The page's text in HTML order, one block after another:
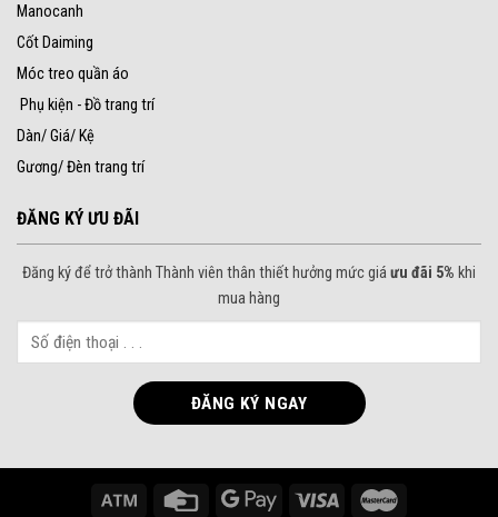
Manocanh
Cốt Daiming
Móc treo quần áo
Phụ kiện - Đồ trang trí
Dàn/ Giá/ Kệ
Gương/ Đèn trang trí
ĐĂNG KÝ ƯU ĐÃI
Đăng ký để trở thành Thành viên thân thiết hưởng mức giáưu đãi 5% khi
mua hàng